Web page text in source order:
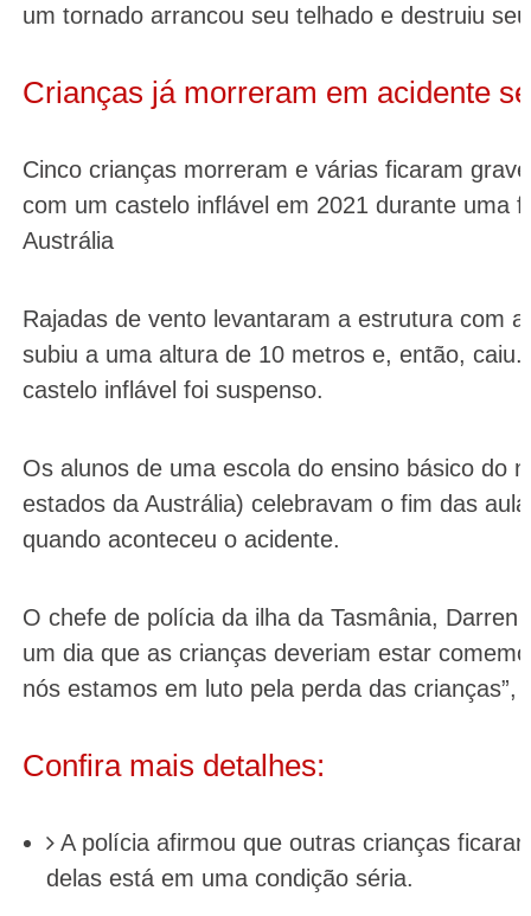
um tornado arrancou seu telhado e destruiu
Crianças já morreram em acidente
Cinco crianças morreram e várias ficaram
com um castelo inflável em 2021 durante uma
Austrália
Rajadas de vento levantaram a estrutura com
subiu a uma altura de 10 metros e, então,
castelo inflável foi suspenso.
Os alunos de uma escola do ensino básico do
estados da Austrália) celebravam o fim das
quando aconteceu o acidente.
O chefe de polícia da ilha da Tasmânia, Darren
um dia que as crianças deveriam estar
nós estamos em luto pela perda das crianças”,
Confira mais detalhes:
A polícia afirmou que outras crianças
delas está em uma condição séria.